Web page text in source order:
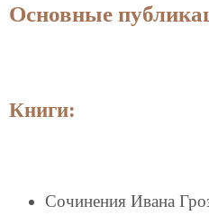
Основные
Книги:
Сочинения Ивана